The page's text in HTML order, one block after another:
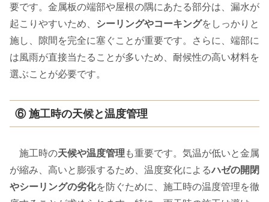
要です。金属板の端部や屋根の隅にあたる部分は、漏水が
起こりやすいため、
シーリングやコーキングをしっかりと
施し、隙間を完全に塞ぐことが重要です。さらに、端部に
は風雨が直接当たることが多いため、耐候性の高い材料を
選ぶことが必要です。
⑥ 施工時の天候と温度管理
施工時の天候や温度管理 も重要です。気温が低いと金属
が縮み、高いと膨張するため、温度変化によるハゼの開閉
やシーリングの劣化を防ぐために、施工時の温度管理を徹